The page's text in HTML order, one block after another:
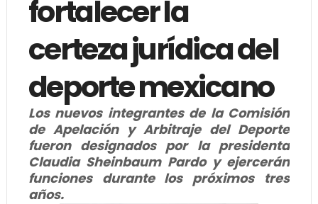
fortalecer la
certeza jurídica del
deporte mexicano
Los nuevos integrantes de la Comisión
de Apelación y Arbitraje del Deporte
fueron designados por la presidenta
Claudia Sheinbaum Pardo y ejercerán
funciones durante los próximos tres
años.